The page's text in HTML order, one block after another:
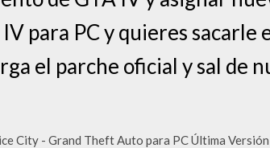
para PC y quieres sacarle
el parche oficial y sal de
City - Grand Theft Auto para PC Última